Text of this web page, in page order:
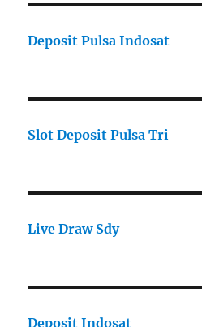
Deposit Pulsa Indosat
Slot Deposit Pulsa Tri
Live Draw Sdy
Deposit Indosat